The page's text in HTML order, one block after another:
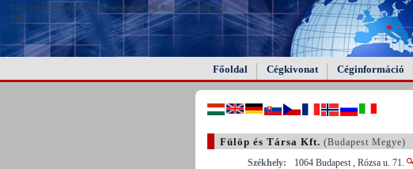
FAIL (the browser should render some flash content, not
this).
Főoldal Cégkivonat Céginformáció
Fülöp és Társa Kft. (Budapest Megye)
Székhely:
1064 Budapest , Rózsa u. 71.